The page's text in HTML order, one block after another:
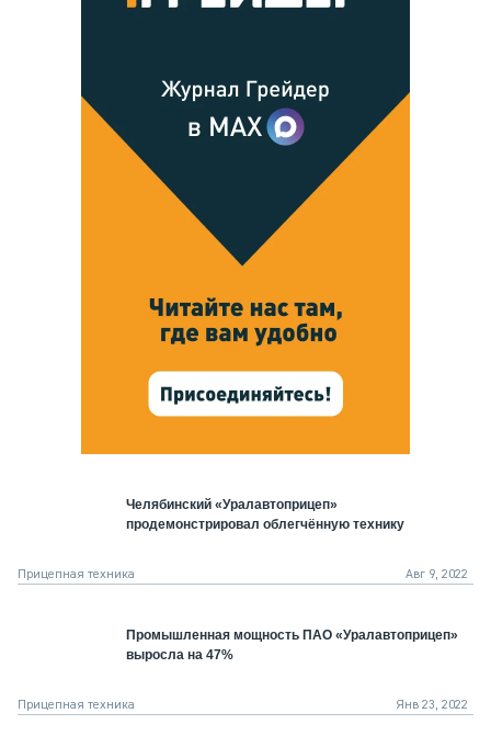
Челябинский «Уралавтоприцеп»
продемонстрировал облегчённую технику
Прицепная техника Авг 9, 2022
Промышленная мощность ПАО «Уралавтоприцеп»
выросла на 47%
Прицепная техника Янв 23, 2022